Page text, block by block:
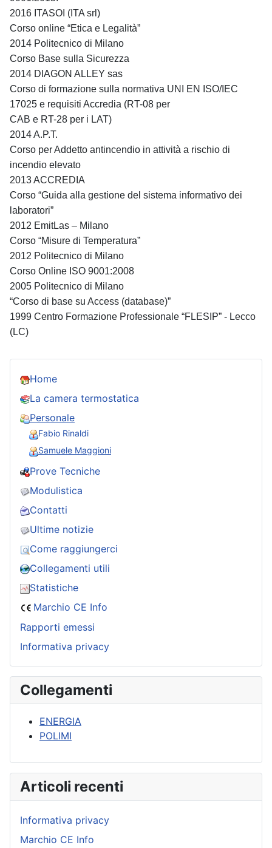
Home
La camera termostatica
Personale
Fabio Rinaldi
Samuele Maggioni
Prove Tecniche
Modulistica
Contatti
Ultime notizie
Come raggiungerci
Collegamenti utili
Statistiche
Marchio CE Info
Rapporti emessi
Informativa privacy
Collegamenti
ENERGIA
POLIMI
Articoli recenti
Informativa privacy
Marchio CE Info
2016 ITASOI (ITA srl)
Corso online “Etica e Legalità”
2014 Politecnico di Milano
Corso Base sulla Sicurezza
2014 DIAGON ALLEY sas
Corso di formazione sulla normativa UNI EN ISO/IEC
17025 e requisiti Accredia (RT-08 per
CAB e RT-28 per i LAT)
2014 A.P.T.
Corso per Addetto antincendio in attività a rischio di
incendio elevato
2013 ACCREDIA
Corso “Guida alla gestione del sistema informativo dei
laboratori”
2012 EmitLas – Milano
Corso “Misure di Temperatura”
2012 Politecnico di Milano
Corso Online ISO 9001:2008
2005 Politecnico di Milano
“Corso di base su Access (database)”
1999 Centro Formazione Professionale “FLESIP” - Lecco
(LC)